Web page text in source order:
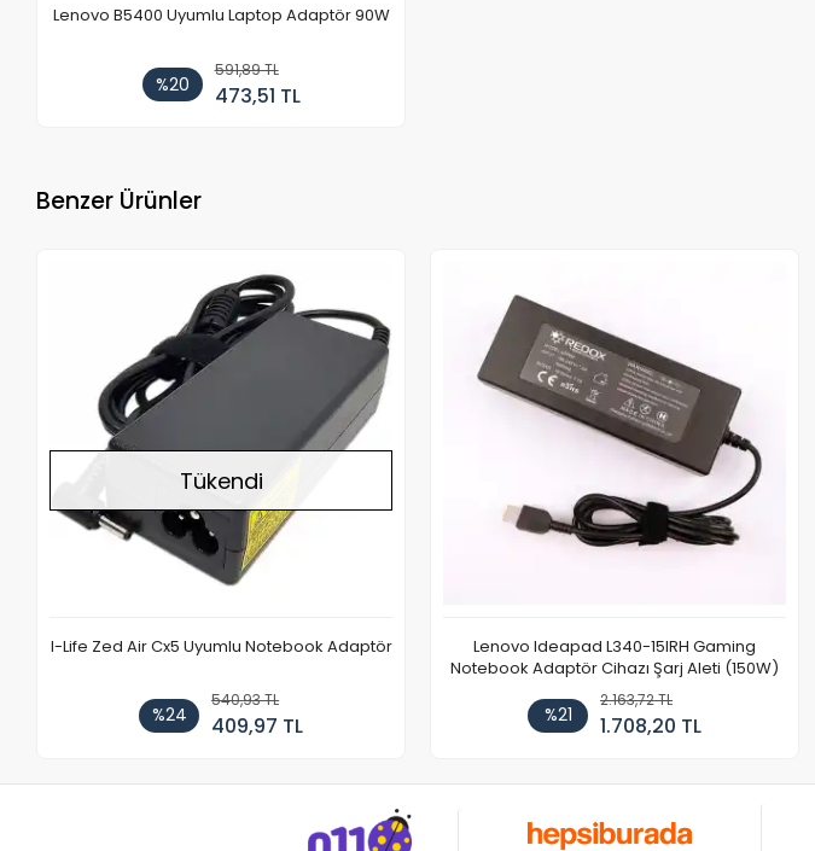
Lenovo B5400 Uyumlu Laptop Adaptör 90W
%20
591,89 TL
473,51 TL
Benzer Ürünler
Tükendi
I-Life Zed Air Cx5 Uyumlu Notebook Adaptör
%24
540,93 TL
409,97 TL
Lenovo Ideapad L340-15IRH Gaming
Notebook Adaptör Cihazı Şarj Aleti (150W)
%21
2.163,72 TL
1.708,20 TL